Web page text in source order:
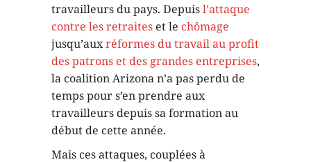
travailleurs du pays. Depuisl’attaque
contre les retraiteset le chômage
jusqu’auxréformes du travail au profit
des patrons et des grandes entreprises,
la coalition Arizona n’a pas perdu de
temps pour s’en prendre aux
travailleurs depuis sa formation au
début de cette année.
Mais ces attaques, couplées à